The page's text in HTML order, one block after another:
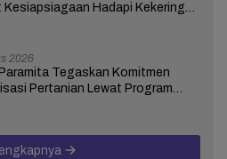
Kesiapsiagaan Hadapi Kekeringan
2026
Tegaskan Komitmen
Pertanian Lewat Program